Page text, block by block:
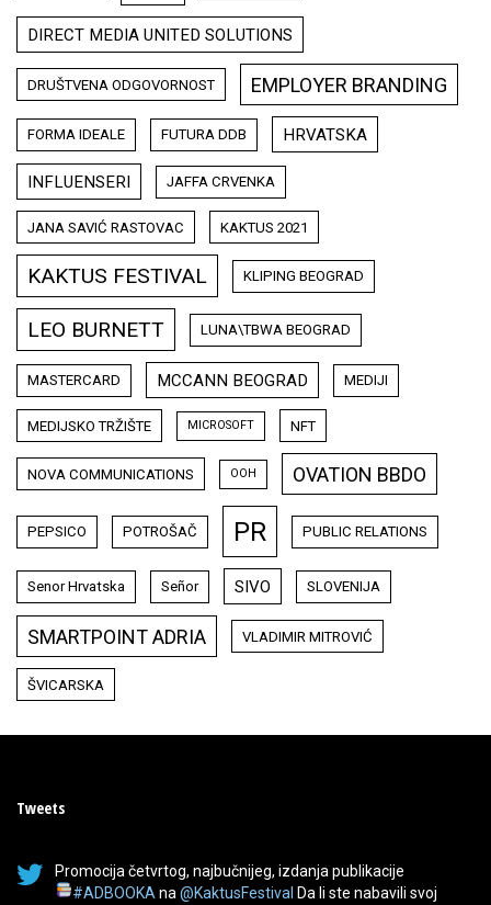
DIRECT MEDIA UNITED SOLUTIONS
DRUŠTVENA ODGOVORNOST EMPLOYER BRANDING
FORMA IDEALE FUTURA DDB HRVATSKA
INFLUENSERI JAFFA CRVENKA
JANA SAVIĆ RASTOVAC KAKTUS 2021
KAKTUS FESTIVAL KLIPING BEOGRAD
LEO BURNETT LUNA\TBWA BEOGRAD
MASTERCARD MCCANN BEOGRAD MEDIJI
MEDIJSKO TRŽIŠTE MICROSOFT NFT
NOVA COMMUNICATIONS OOH OVATION BBDO
PEPSICO POTROŠAČ PR PUBLIC RELATIONS
Senor Hrvatska Señor SIVO SLOVENIJA
SMARTPOINT ADRIA VLADIMIR MITROVIĆ
ŠVICARSKA
Tweets
Promocija četvrtog, najbučnijeg, izdanja publikacije
#ADBOOKAna@KaktusFestival Da li ste nabavili svoj